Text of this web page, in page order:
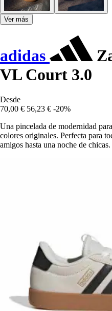
Ver más
adidas
VL Court 3.0
Desde
70,00 € 56,23 € -20%
Una pincelada de modernidad
colores originales. Perfecta para
amigos hasta una noche de chicas.